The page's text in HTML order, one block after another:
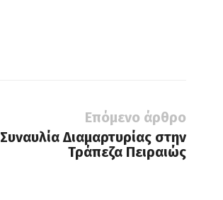
Επόμενο άρθρο
Συναυλία Διαμαρτυρίας στην
Τράπεζα Πειραιώς